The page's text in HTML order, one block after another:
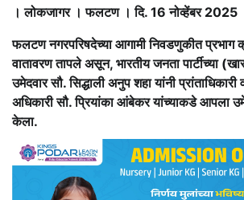
। लोकजागर । फलटण । दि. 16 नोव्हेंबर 2025
फलटण नगरपरिषदेच्या आगामी निवडणुकीत प्रभाग
वातावरण तापले असून, भारतीय जनता पार्टीच्या
उमेदवार सौ. सिद्धाली अनुप शहा यांनी
अधिकारी सौ. प्रियांका आंबेकर यांच्याकडे आपला
केला.